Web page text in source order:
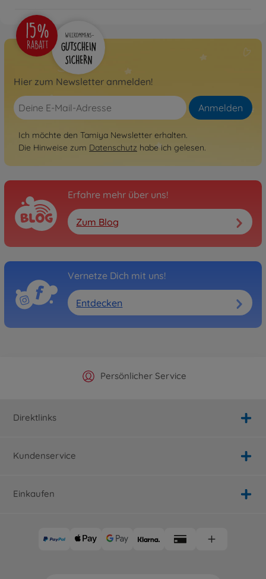
Hier zum Newsletter anmelden!
Anmelden
Ich möchte den Tamiya Newsletter erhalten.
Die Hinweise zum Datenschutz habe ich gelesen.
Erfahre mehr über uns!
Zum Blog
Vernetze Dich mit uns!
Entdecken
Offizieller Hersteller Shop
Persönlicher Service
Versandkostenfrei ab 25€
Schnelle Lieferung
Direktlinks
Kundenservice
Einkaufen